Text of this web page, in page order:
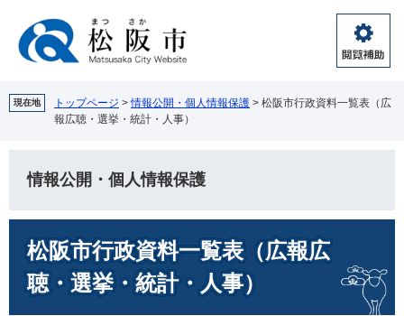
へ
閲
覧
助
現在地 トップページ >情報公開・個人情報保護 > 松阪市行政資料一覧表（広
報広聴・選挙・統計・人事）
情報公開・個人情報保護
松阪市行政資料一覧表（広報広
聴・選挙・統計・人事）